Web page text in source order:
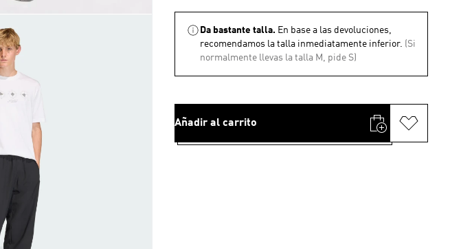
Da bastante talla. En base a las devoluciones,
recomendamos la talla inmediatamente inferior. (Si
normalmente llevas la talla M, pide S)
Añadir al carrito